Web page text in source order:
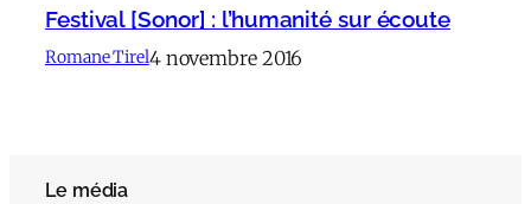
Festival [Sonor] : l’humanité sur écoute
Romane Tirel4 novembre 2016
Le média